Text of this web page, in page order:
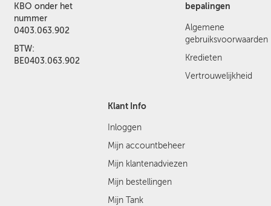
KBO onder het
nummer
0403.063.902
BTW:
BE0403.063.902
bepalingen
Algemene
gebruiksvoorwaarden
Kredieten
Vertrouwelijkheid
Klant Info
Inloggen
Mijn accountbeheer
Mijn klantenadviezen
Mijn bestellingen
Mijn Tank